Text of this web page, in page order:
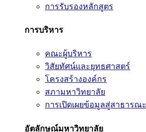
การรับรองหลักสูตร
การบริหาร
คณะผู้บริหาร
วิสัยทัศน์และยุทธศาสตร์
โครงสร้างองค์กร
สภามหาวิทยาลัย
การเปิดเผยข้อมูลสู่สาธารณะ
อัตลักษณ์มหาวิทยาลัย